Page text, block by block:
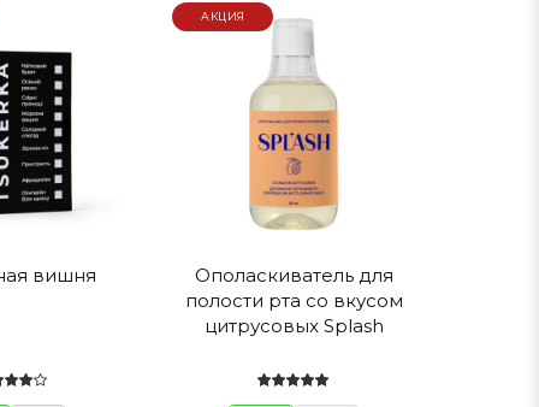
+ 25 ℃.
вишня
АКЦИЯ
Ополаскиватель для
полости рта со вкусом
цитрусовых Splash